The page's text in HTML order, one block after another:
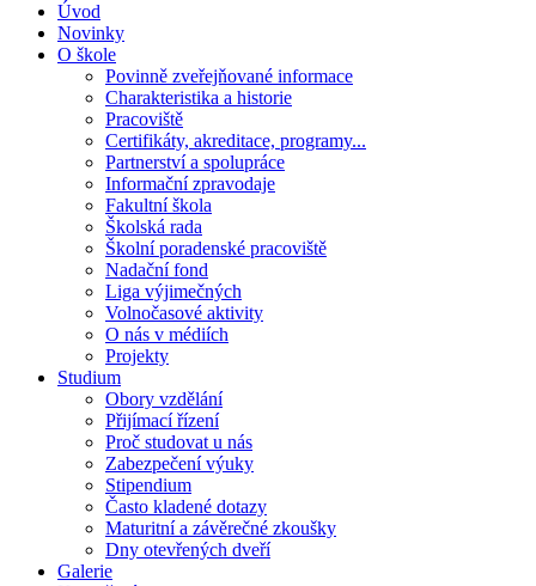
Úvod
Novinky
O škole
Povinně zveřejňované informace
Charakteristika a historie
Pracoviště
Certifikáty, akreditace, programy...
Partnerství a spolupráce
Informační zpravodaje
Fakultní škola
Školská rada
Školní poradenské pracoviště
Nadační fond
Liga výjimečných
Volnočasové aktivity
O nás v médiích
Projekty
Studium
Obory vzdělání
Přijímací řízení
Proč studovat u nás
Zabezpečení výuky
Stipendium
Často kladené dotazy
Maturitní a závěrečné zkoušky
Dny otevřených dveří
Galerie